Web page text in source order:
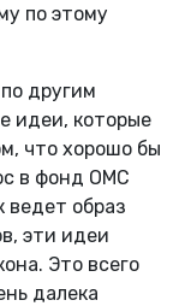
по этому
другим
идеи, которые
что хорошо бы
в фонд ОМС
ведет образ
эти идеи
Это всего
далека